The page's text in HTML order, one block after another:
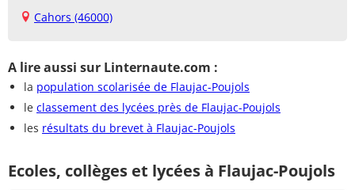
Cahors (46000)
A lire aussi sur Linternaute.com :
la population scolarisée de Flaujac-Poujols
le classement des lycées près de Flaujac-Poujols
les résultats du brevet à Flaujac-Poujols
Ecoles, collèges et lycées à Flaujac-Poujols